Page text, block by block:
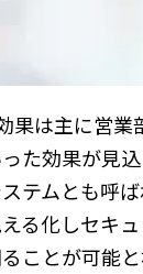
果は主に営
た効果が見
テムとも呼
る化しセキ
ことが可能と